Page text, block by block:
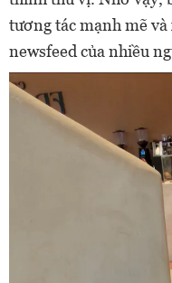
tương tác mạnh mẽ
newsfeed của nhiều